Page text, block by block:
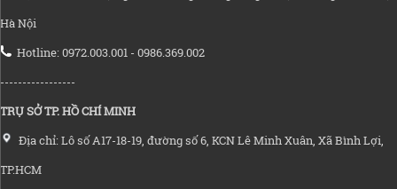
Hà Nội
Hotline: 0972.003.001 - 0986.369.002
-----------------
TRỤ SỞ TP. HỒ CHÍ MINH
Địa chỉ: Lô số A17-18-19, đường số 6, KCN Lê Minh Xuân, Xã Bình Lợi,
TP.HCM